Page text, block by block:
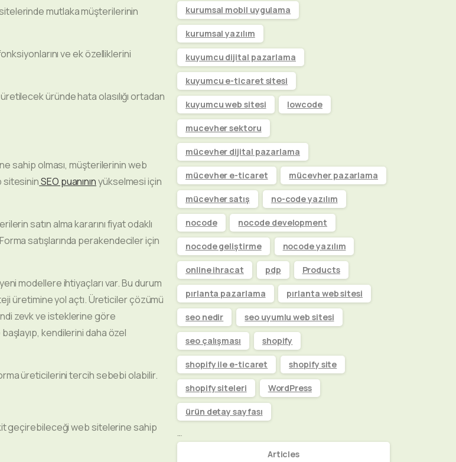
mutlaka müşterilerinin
ve ek özelliklerini
üründe hata olasılığı ortadan
sahip olması, müşterilerinin web
sitesininSEO puanınınyükselmesi için
satın alma kararını fiyat odaklı
satışlarında perakendeciler için
modellere ihtiyaçları var. Bu durum
üretimine yol açtı. Üreticiler çözümü
zevk ve isteklerine göre
kendilerini daha özel
üreticilerini tercih sebebi olabilir.
geçirebileceği web sitelerine sahip
kurumsal mobil uygulama
kurumsal yazılım
kuyumcu dijital pazarlama
kuyumcu e-ticaret sitesi
kuyumcu web sitesi lowcode
mucevher sektoru
mücevher dijital pazarlama
mücevher e-ticaret mücevher pazarlama
mücevher satış no-code yazılım
nocode nocode development
nocode geliştirme nocode yazılım
online ihracat pdp Products
pırlanta pazarlama pırlanta web sitesi
seo nedir seo uyumlu web sitesi
seo çalışması shopify
shopify ile e-ticaret shopify site
shopify siteleri WordPress
ürün detay sayfası
Articles